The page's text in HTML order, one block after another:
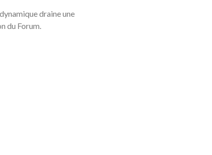
draine une
du Forum.